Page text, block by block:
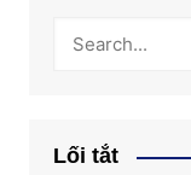
Lối tắt